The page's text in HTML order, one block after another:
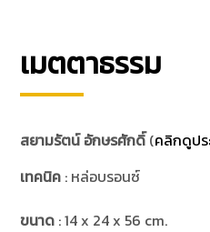
เมตตาธรรม
สยามรัตน์ อักษรศักดิ์(คลิกดูปร
เทคนิค : หล่อบรอนซ์
ขนาด : 14 x 24 x 56 cm.